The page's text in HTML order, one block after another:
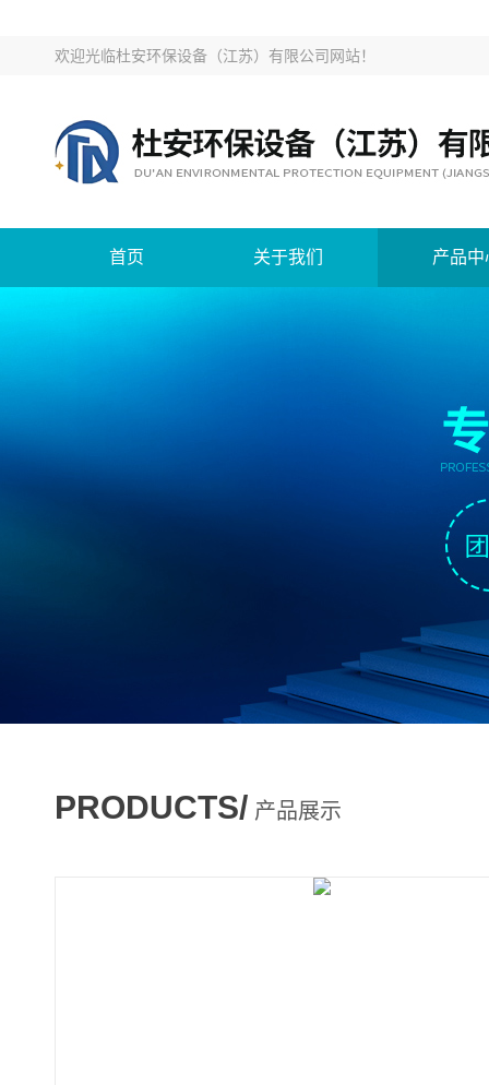
欢迎光临杜安环保设备（江苏）有限公司网站！
首页 关于我们 产品中
PRODUCTS/ 产品展示